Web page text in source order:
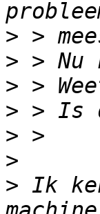
>
>
>
>
>
>
> Ik